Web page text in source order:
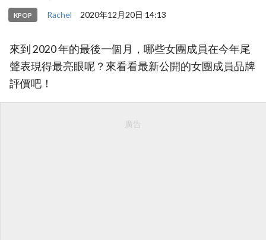
KPOP Rachel 2020年12月20日 14:13
來到 2020 年的最後一個月，哪些女團成員在今年尾
聲表現得最亮眼呢？來看看最新公開的女團成員品牌
評價吧！
廣告